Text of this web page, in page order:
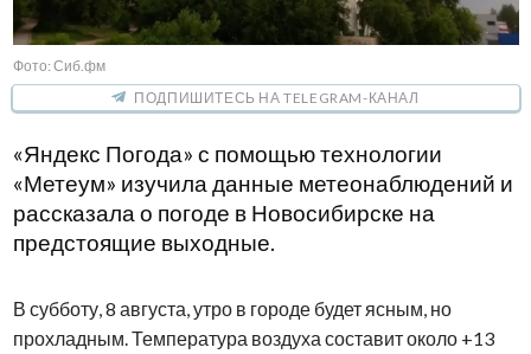
Фото: Сиб.фм
ПОДПИШИТЕСЬ НА TELEGRAM-КАНАЛ
«Яндекс Погода» с помощью технологии
«Метеум» изучила данные метеонаблюдений и
рассказала о погоде в Новосибирске на
предстоящие выходные.
В субботу, 8 августа, утро в городе будет ясным, но
прохладным. Температура воздуха составит около +13